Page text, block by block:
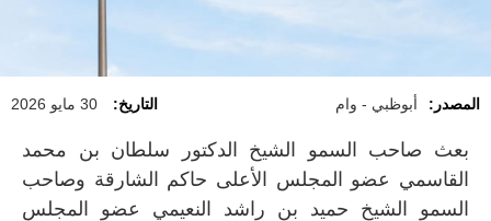
المصدر: أبوظبي - وام التاريخ: 30 مايو 2026
بعث صاحب السمو الشيخ الدكتور سلطان بن محمد
القاسمي عضو المجلس الأعلى حاكم الشارقة وصاحب
السمو الشيخ حميد بن راشد النعيمي عضو المجلس